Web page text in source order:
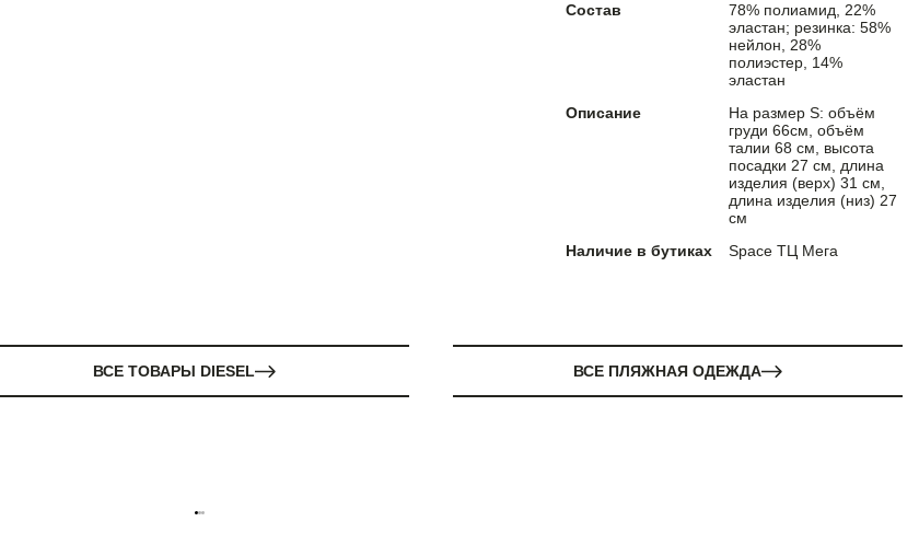
Состав
78% полиамид, 22%
эластан; резинка: 58%
нейлон, 28%
полиэстер, 14%
эластан
Описание
На размер S: объём
груди 66см, объём
талии 68 см, высота
посадки 27 см, длина
изделия (верх) 31 см,
длина изделия (низ) 27
см
Наличие в бутиках
Space ТЦ Мега
ВСЕ ТОВАРЫ DIESEL ВСЕ ПЛЯЖНАЯ ОДЕЖДА